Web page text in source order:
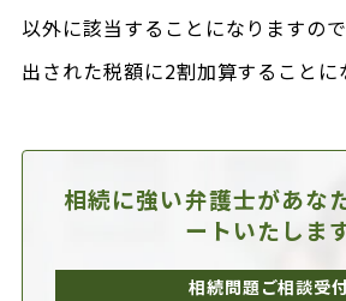
以外に該当することになりますの
出された税額に2割加算することに
相続に強い弁護士があな
ートいたしま
相続問題ご相談受